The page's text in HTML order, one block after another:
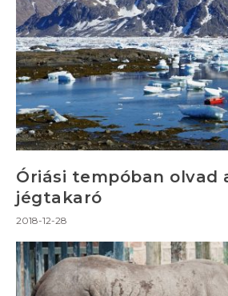
Óriási tempóban olvad
jégtakaró
2018-12-28